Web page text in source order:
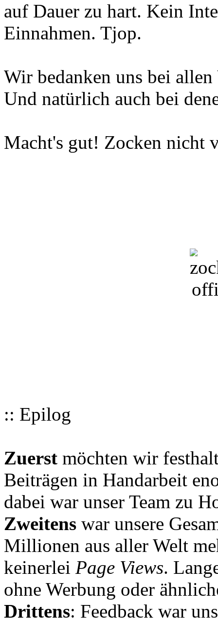
auf Dauer zu hart. Kein
Einnahmen. Tjop.
Wir bedanken uns bei
Und natürlich auch bei
Macht's gut! Zocken nicht
:: Epilog
Zuerst möchten wir
Beiträgen in Handarbeit
dabei war unser Team zu
Zweitens war unsere
Millionen aus aller Welt
keinerlei Page Views.
ohne Werbung oder
Drittens: Feedback war